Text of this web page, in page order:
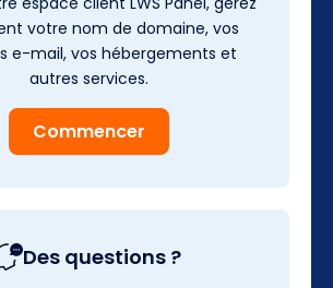
votre nom de domaine, vos
e-mail, vos hébergements et
autres services.
Commencer
Des questions ?